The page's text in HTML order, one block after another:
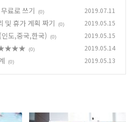
료로 쓰기
(0) 2019.07.11
및 휴가 계획 짜기 (0) 2019.05.15
도,중국,한국) (0) 2019.05.15
★★★★★ (0) 2019.05.14
(0) 2019.05.13